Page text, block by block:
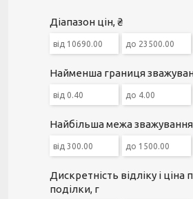
Діапазон цін, ₴
Найменша границя
Найбільша межа
Дискретність відліку і ціна
поділки, г